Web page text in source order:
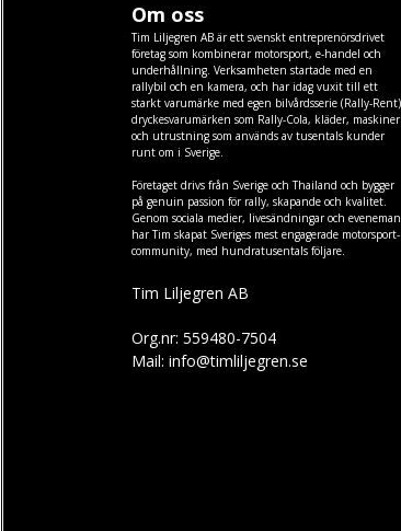
Om oss
Tim Liljegren AB är ett svenskt entreprenörsdrivet
företag som kombinerar motorsport, e-handel och
underhållning. Verksamheten startade med en
rallybil och en kamera, och har idag vuxit till ett
starkt varumärke med egen bilvårdsserie (Rally-Rent)
dryckesvarumärken som Rally-Cola, kläder, maskiner
och utrustning som används av tusentals kunder
runt om i Sverige.
Företaget drivs från Sverige och Thailand och bygger
på genuin passion för rally, skapande och kvalitet.
Genom sociala medier, livesändningar och
har Tim skapat Sveriges mest engagerade motorsport-
community, med hundratusentals följare.
Tim Liljegren AB
Org.nr: 559480-7504
Mail: info@timliljegren.se